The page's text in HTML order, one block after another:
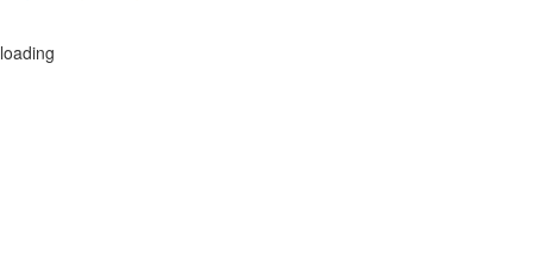
loading